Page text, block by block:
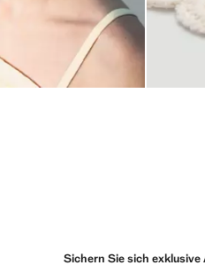
Sichern Sie sich